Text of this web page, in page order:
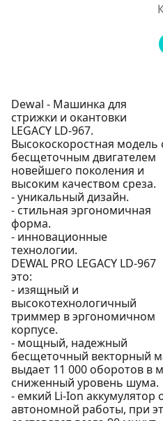
Dewal - Машинка для
стрижки и окантовки
LEGACY LD-967.
Высокоскоростная модель
бесщеточным двигателем
новейшего поколения и
высоким качеством среза.
- уникальный дизайн.
- стильная эргономичная
форма.
- инновационные
технологии.
DEWAL PRO LEGACY LD-967
это:
- изящный и
высокотехнологичный
триммер в эргономичном
корпусе.
- мощный, надежный
бесщеточный векторный
выдает 11 000 оборотов в
сниженный уровень шума.
- емкий Li-Ion аккумулятор
автономной работы, при